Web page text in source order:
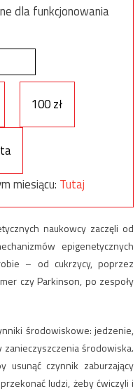
dla funkcjonowania
100 zł
miesiącu: Tutaj
naukowcy zaczęli od
epigenetycznych
– od cukrzycy, poprzez
czy Parkinson, po zespoły
środowiskowe: jedzenie,
środowiska.
usunąć czynnik zaburzający
ludzi, żeby ćwiczyli i